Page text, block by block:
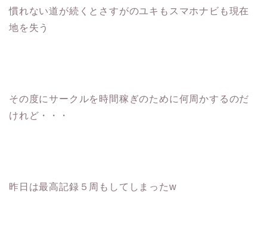
慣れない道が続くとさすがのユキもスマホナビも現在
地を失う
その度にサークルを時間稼ぎのために何周かするのだ
けれど・・・
昨日は最高記録５周もしてしまったw